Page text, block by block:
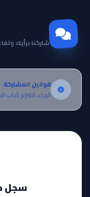
مجتمع Otanyuu
شاركنا برأيك
قوانين المشاركة
الرجاء الالتزام
سجل